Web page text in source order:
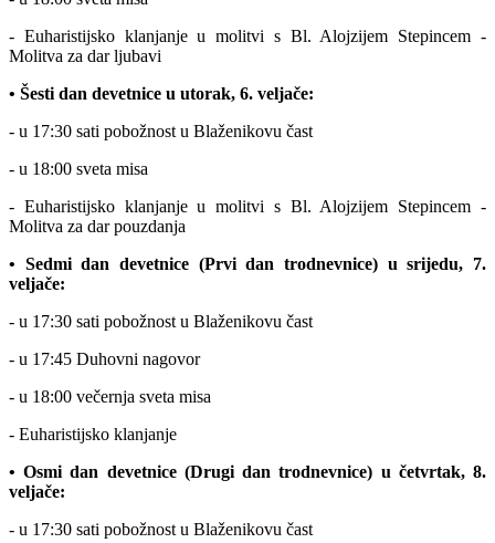
- Euharistijsko klanjanje u molitvi s Bl. Alojzijem Stepincem -
Molitva za dar ljubavi
• Šesti dan devetnice u utorak, 6. veljače:
- u 17:30 sati pobožnost u Blaženikovu čast
- u 18:00 sveta misa
- Euharistijsko klanjanje u molitvi s Bl. Alojzijem Stepincem -
Molitva za dar pouzdanja
• Sedmi dan devetnice (Prvi dan trodnevnice) u srijedu, 7.
veljače:
- u 17:30 sati pobožnost u Blaženikovu čast
- u 17:45 Duhovni nagovor
- u 18:00 večernja sveta misa
- Euharistijsko klanjanje
• Osmi dan devetnice (Drugi dan trodnevnice) u četvrtak, 8.
veljače:
- u 17:30 sati pobožnost u Blaženikovu čast